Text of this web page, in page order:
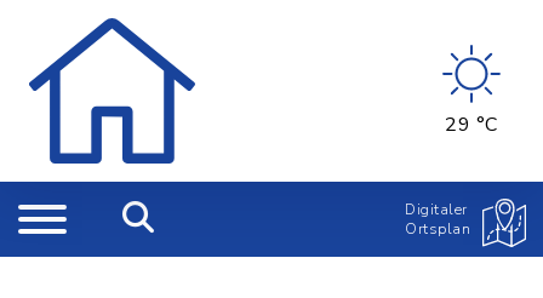
29 °C
Digitaler
Ortsplan